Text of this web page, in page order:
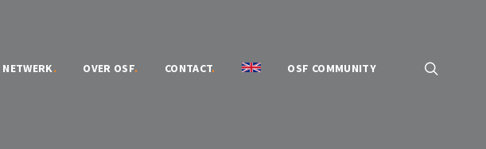
NETWERK. OVER OSF. CONTACT. OSF COMMUNITY